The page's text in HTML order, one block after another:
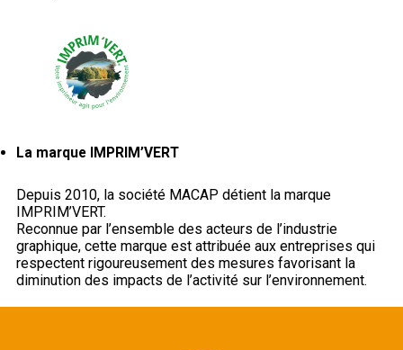
La marque IMPRIM’VERT
Depuis 2010, la société MACAP détient la marque
IMPRIM’VERT.
Reconnue par l’ensemble des acteurs de l’industrie
graphique, cette marque est attribuée aux entreprises qui
respectent rigoureusement des mesures favorisant la
diminution des impacts de l’activité sur l’environnement.